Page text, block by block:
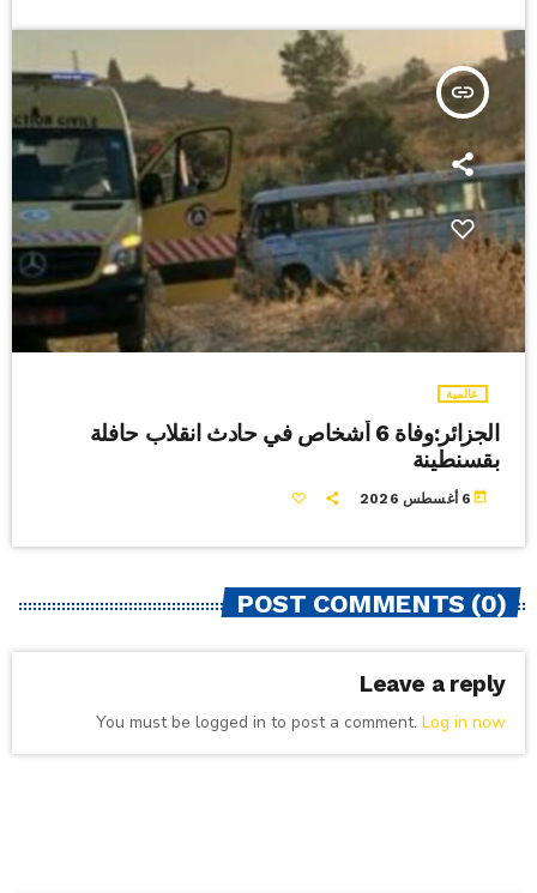
insert_link
عالمية
الجزائر:وفاة 6 أشخاص في حادث انقلاب حافلة
بقسنطينة
today 6 أغسطس 2026
POST COMMENTS (0)
Leave a reply
You must be logged in to post a comment. Log in now